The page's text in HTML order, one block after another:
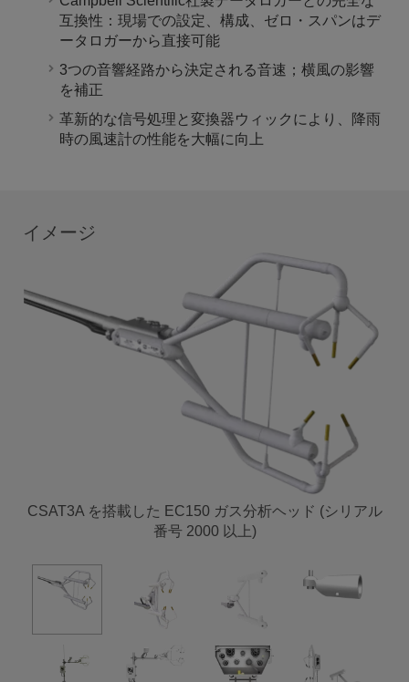
互換性：現場での設定、構成、ゼロ・スパンはデ
ータロガーから直接可能
3つの音響経路から決定される音速；横風の影響
を補正
革新的な信号処理と変換器ウィックにより、降雨
時の風速計の性能を大幅に向上
イメージ
CSAT3A を搭載した EC150 ガス分析ヘッド (シリアル
番号 2000 以上)